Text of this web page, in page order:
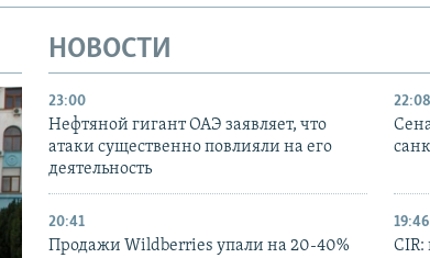
НОВОСТИ
23:00
Нефтяной гигант ОАЭ заявляет, что
атаки существенно повлияли на его
деятельность
22:08
20:41
Продажи Wildberries упали на 20-40%
19:46
CIR: